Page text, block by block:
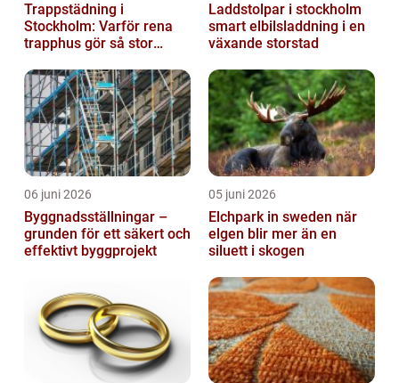
Trappstädning i
Stockholm: Varför rena
trapphus gör så stor
Laddstolpar i stockholm
smart elbilsladdning i en
växande storstad
06 juni 2026
Byggnadsställningar –
grunden för ett säkert och
effektivt byggprojekt
05 juni 2026
Elchpark in sweden när
elgen blir mer än en
siluett i skogen